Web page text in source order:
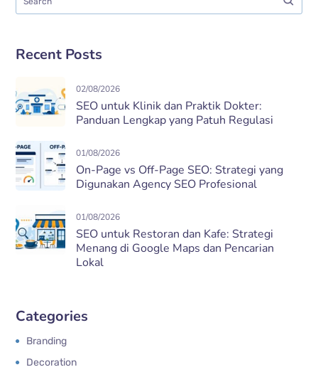
Recent Posts
02/08/2026
SEO untuk Klinik dan Praktik Dokter:
Panduan Lengkap yang Patuh Regulasi
01/08/2026
On-Page vs Off-Page SEO: Strategi yang
Digunakan Agency SEO Profesional
01/08/2026
SEO untuk Restoran dan Kafe: Strategi
Menang di Google Maps dan Pencarian
Lokal
Categories
Branding
Decoration